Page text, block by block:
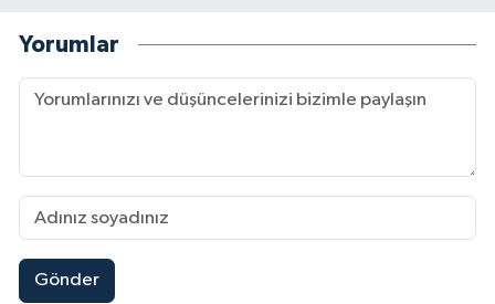
Yorumlar
Gönder